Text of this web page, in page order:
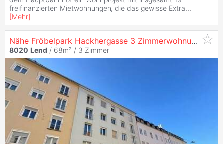
freifinanzierten Mietwohnungen, die das gewisse Extra...
[Mehr]
Nähe Fröbelpark Hackhergasse 3 Zimmerwohnung mit Balkon
8020 Lend / 68m² / 3 Zimmer